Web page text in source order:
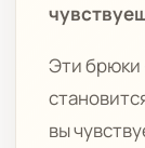
Эти брюки
вы